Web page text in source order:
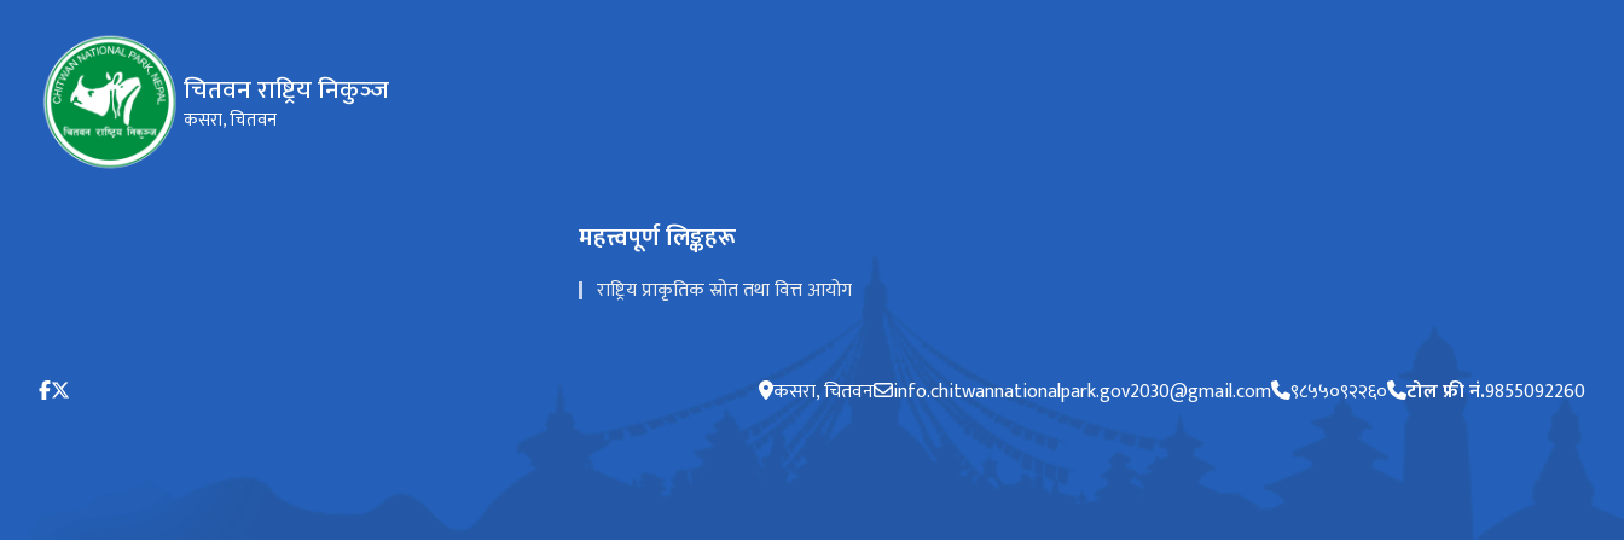
चितवन राष्ट्रिय निकुञ्‍ज
कसरा, चितवन
महत्त्वपूर्ण लिङ्कहरू
राष्ट्रिय प्राकृतिक स्रोत तथा वित्त आयोग
कसरा, चितवन info.chitwannationalpark.gov2030@gmail.com ९८५५०९२२६० टोल फ्री नं.9855092260